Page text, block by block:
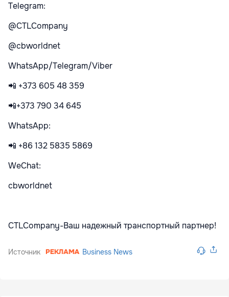
Telegram:
@CTLCompany
@cbworldnet
WhatsApp/Telegram/Viber
📲 +373 605 48 359
📲+373 790 34 645
WhatsApp:
📲 +86 132 5835 5869
WeChat:
cbworldnet
CTLCоmpany-Ваш надежный транспортный партнер!
Источник Business News